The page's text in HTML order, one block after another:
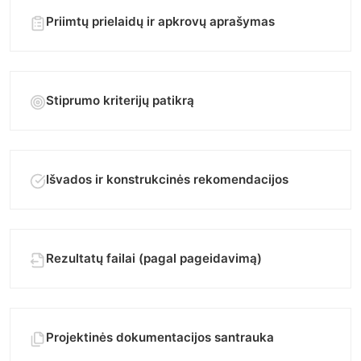
Priimtų prielaidų ir apkrovų aprašymas
Stiprumo kriterijų patikrą
Išvados ir konstrukcinės rekomendacijos
Rezultatų failai (pagal pageidavimą)
Projektinės dokumentacijos santrauka